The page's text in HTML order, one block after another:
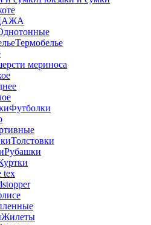
Термобелье
мериноса
Футболки
Толстовки
Рубашки
tex
Жилеты